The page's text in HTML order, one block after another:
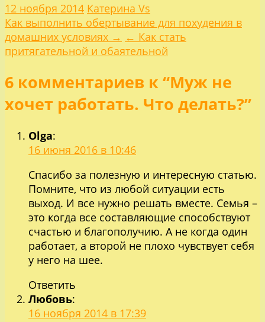
12 ноября 2014 Катерина Vs
Навигация
по
записям
Как выполнить обертывание для похудения в
домашних условиях → ← Как стать
притягательной и обаятельной
6 комментариев к “Муж не
хочет работать. Что делать?”
Olga:
16 июня 2016 в 10:46
Спасибо за полезную и интересную статью.
Помните, что из любой ситуации есть
выход. И все нужно решать вместе. Семья –
это когда все составляющие способствуют
счастью и благополучию. А не когда один
работает, а второй не плохо чувствует себя
у него на шее.
Ответить
Любовь:
16 ноября 2014 в 17:39